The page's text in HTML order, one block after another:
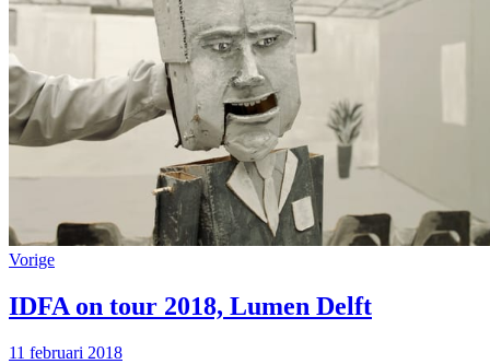
Vorige
IDFA on tour 2018, Lumen Delft
11 februari 2018